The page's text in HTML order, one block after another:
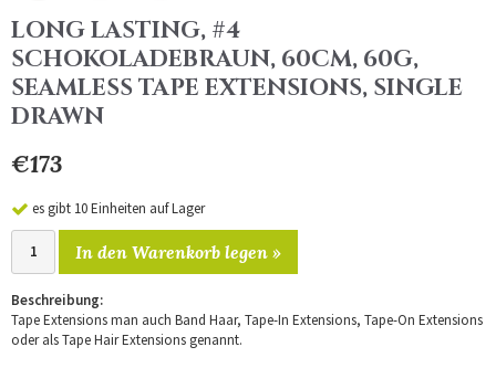
LONG LASTING, #4
SCHOKOLADEBRAUN, 60CM, 60G,
SEAMLESS TAPE EXTENSIONS, SINGLE
DRAWN
€173
es gibt 10 Einheiten auf Lager
In den Warenkorb legen »
Beschreibung:
Tape Extensions man auch Band Haar, Tape-In Extensions, Tape-On Extensions
oder als Tape Hair Extensions genannt.